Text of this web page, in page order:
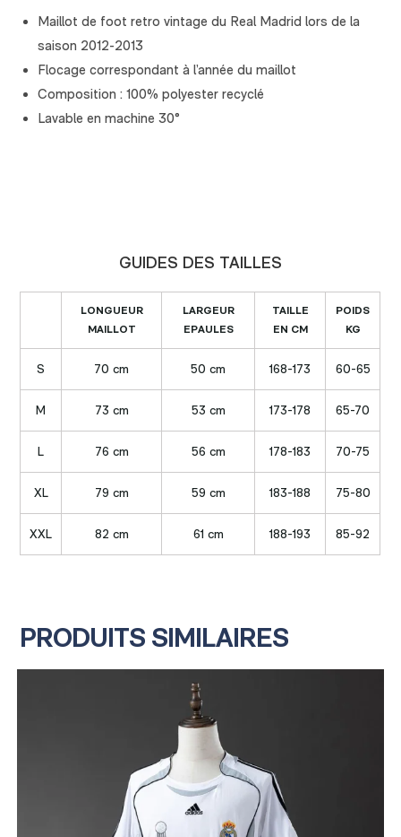
Maillot de foot retro vintage du Real Madrid lors de la
saison 2012-2013
Flocage correspondant à l’année du maillot
Composition : 100% polyester recyclé
Lavable en machine 30°
GUIDES DES TAILLES
LONGUEUR
MAILLOT
LARGEUR
EPAULES
TAILLE
EN CM
POIDS
KG
S 70 cm 50 cm 168-173 60-65
M 73 cm 53 cm 173-178 65-70
L 76 cm 56 cm 178-183 70-75
XL 79 cm 59 cm 183-188 75-80
XXL 82 cm 61 cm 188-193 85-92
PRODUITS SIMILAIRES